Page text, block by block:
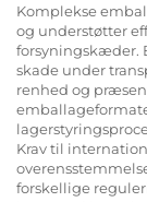
Komplekse
og understøtter
forsyningskæder.
skade under
renhed og
Krav til
forskellige